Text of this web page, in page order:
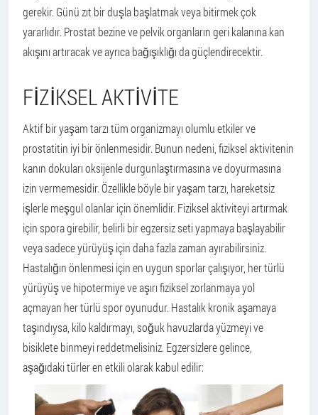
gerekir. Günü zıt bir duşla başlatmak veya bitirmek çok
yararlıdır. Prostat bezine ve pelvik organların geri kalanına kan
akışını artıracak ve ayrıca bağışıklığı da güçlendirecektir.
FIZIKSEL AKTIVITE
Aktif bir yaşam tarzı tüm organizmayı olumlu etkiler ve
prostatitin iyi bir önlenmesidir. Bunun nedeni, fiziksel aktivitenin
kanın dokuları oksijenle durgunlaştırmasına ve doyurmasına
izin vermemesidir. Özellikle böyle bir yaşam tarzı, hareketsiz
işlerle meşgul olanlar için önemlidir. Fiziksel aktiviteyi artırmak
için spora girebilir, belirli bir egzersiz seti yapmaya başlayabilir
veya sadece yürüyüş için daha fazla zaman ayırabilirsiniz.
Hastalığın önlenmesi için en uygun sporlar çalışıyor, her türlü
yürüyüş ve hipotermiye ve aşırı fiziksel zorlanmaya yol
açmayan her türlü spor oyunudur. Hastalık kronik aşamaya
taşındıysa, kilo kaldırmayı, soğuk havuzlarda yüzmeyi ve
bisiklete binmeyi reddetmelisiniz. Egzersizlere gelince,
aşağıdaki türler en etkili olarak kabul edilir: